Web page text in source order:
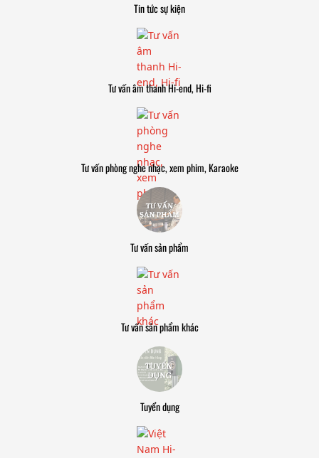
Tin tức sự kiện
Tư vấn âm thanh Hi-end, Hi-fi
Tư vấn phòng nghe nhạc, xem phim, Karaoke
Tư vấn sản phẩm
Tư vấn sản phẩm khác
Tuyển dụng